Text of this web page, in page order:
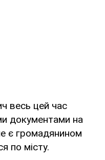
весь цей час
документами на
є громадянином
по місту.